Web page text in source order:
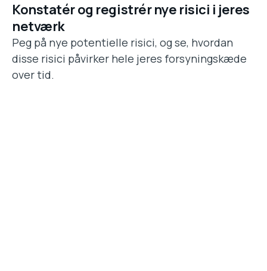
Konstatér og registrér nye risici i jeres
netværk
Peg på nye potentielle risici, og se, hvordan
disse risici påvirker hele jeres forsyningskæde
over tid.